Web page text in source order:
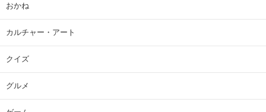
おかね
カルチャー・アート
クイズ
グルメ